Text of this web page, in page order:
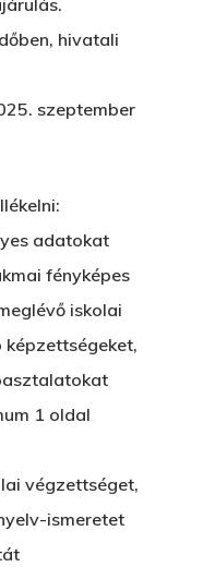
hivatali
szeptember
adatokat
fényképes
iskolai
1 oldal
végzettséget,
ismeretet